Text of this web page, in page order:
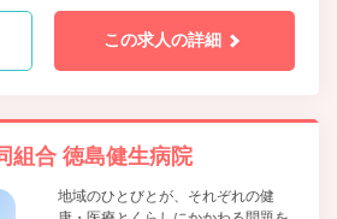
、リウマチ科、ﾘﾊﾋﾞﾘﾃｰｼｮﾝ科、放射線科、
この求人の詳細
組合 徳島健生病院
地域のひとびとが、それぞれの健